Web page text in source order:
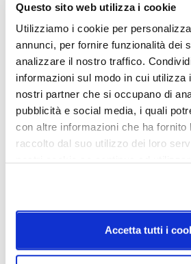
Questo sito web utilizza i cookie
Utilizziamo i cookie per
annunci, per fornire funzionalità dei
analizzare il nostro traffico.
informazioni sul modo in cui utilizza
nostri partner che si occupano di
pubblicità e social media, i quali
con altre informazioni che ha fornito
raccolto dal suo utilizzo dei loro
Accetta tutti i
Potenza e attacco
29W - 2700K / 3000K -
3200Lm
Push
Classe energetica
Schemi tecnici